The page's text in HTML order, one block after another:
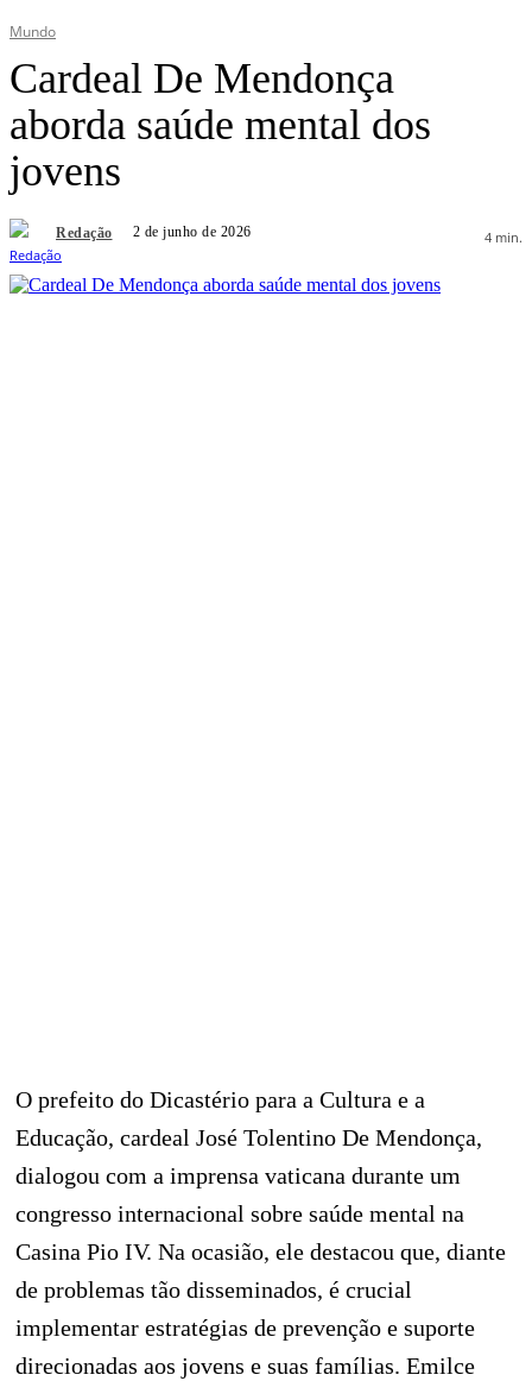
Mundo
Cardeal De Mendonça
aborda saúde mental dos
jovens
Redação 2 de junho de 2026 4 min.
O prefeito do Dicastério para a Cultura e a
Educação, cardeal José Tolentino De Mendonça,
dialogou com a imprensa vaticana durante um
congresso internacional sobre saúde mental na
Casina Pio IV. Na ocasião, ele destacou que, diante
de problemas tão disseminados, é crucial
implementar estratégias de prevenção e suporte
direcionadas aos jovens e suas famílias. Emilce